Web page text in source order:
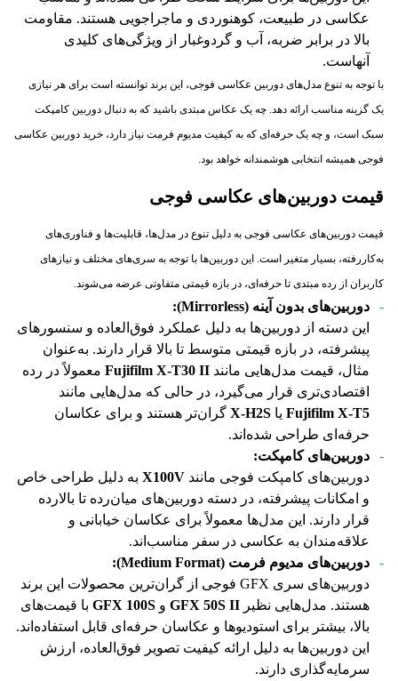
عکاسی در طبیعت، کوهنوردی و ماجراجویی هستند. مقاومت
بالا در برابر ضربه، آب و گردوغبار از ویژگی‌های کلیدی
آنهاست.
با توجه به تنوع مدل‌های دوربین عکاسی فوجی، این برند توانسته است برای هر نیازی
یک گزینه مناسب ارائه دهد. چه یک عکاس مبتدی باشید که به دنبال دوربین کامپکت
سبک است، و چه یک حرفه‌ای که به کیفیت مدیوم فرمت نیاز دارد، خرید دوربین عکاسی
فوجی همیشه انتخابی هوشمندانه خواهد بود.
قیمت دوربین‌های عکاسی فوجی
قیمت دوربین‌های عکاسی فوجی به دلیل تنوع در مدل‌ها، قابلیت‌ها و فناوری‌های
به‌کاررفته، بسیار متغیر است. این دوربین‌ها با توجه به سری‌های مختلف و نیازهای
کاربران از رده مبتدی تا حرفه‌ای، در بازه قیمتی متفاوتی عرضه می‌شوند.
دوربین‌های بدون آینه (Mirrorless):
این دسته از دوربین‌ها به دلیل عملکرد فوق‌العاده و سنسورهای
پیشرفته، در بازه قیمتی متوسط تا بالا قرار دارند. به‌عنوان
مثال، قیمت مدل‌هایی مانند Fujifilm X-T30 II معمولاً در رده
اقتصادی‌تری قرار می‌گیرد، در حالی که مدل‌هایی مانند
Fujifilm X-T5 یا X-H2S گران‌تر هستند و برای عکاسان
حرفه‌ای طراحی شده‌اند.
دوربین‌های کامپکت:
دوربین‌های کامپکت فوجی مانند X100V به دلیل طراحی خاص
و امکانات پیشرفته، در دسته دوربین‌های میان‌رده تا بالارده
قرار دارند. این مدل‌ها معمولاً برای عکاسان خیابانی و
علاقه‌مندان به عکاسی در سفر مناسب‌اند.
دوربین‌های مدیوم فرمت (Medium Format):
دوربین‌های سری GFX فوجی از گران‌ترین محصولات این برند
هستند. مدل‌هایی نظیر GFX 50S II و GFX 100S با قیمت‌های
بالا، بیشتر برای استودیوها و عکاسان حرفه‌ای قابل استفاده‌اند.
این دوربین‌ها به دلیل ارائه کیفیت تصویر فوق‌العاده، ارزش
سرمایه‌گذاری دارند.